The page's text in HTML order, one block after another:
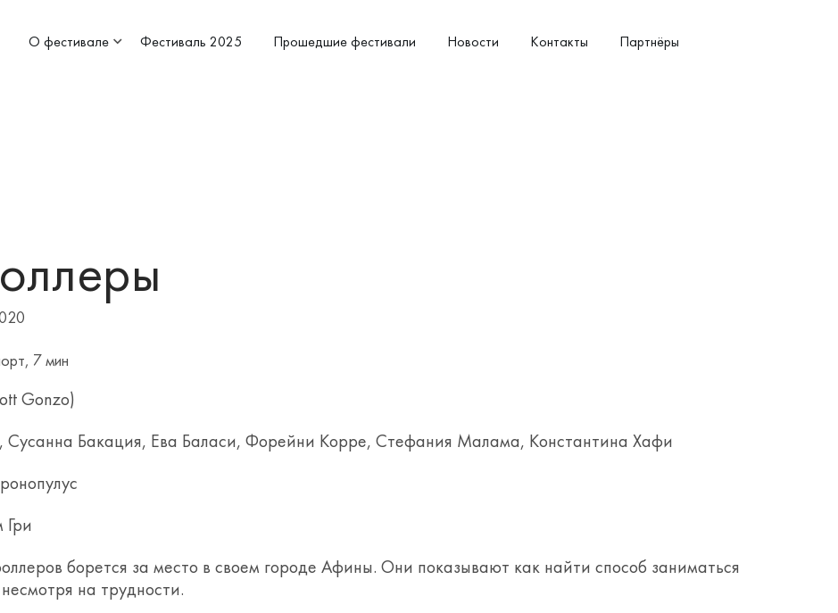
О фестивале Фестиваль 2025 Прошедшие фестивали Новости Контакты Партнёры
7 мин
Gonzo)
Сусанна Бакация, Ева Баласи, Форейни Корре, Стефания Малама, Константина Хафи
Гри
борется за место в своем городе Афины. Они показывают как найти способ заниматься
на трудности.